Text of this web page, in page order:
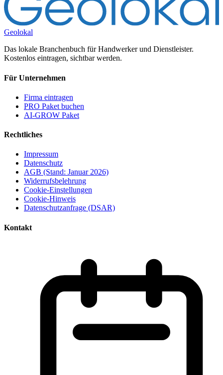
Geolokal
Das lokale Branchenbuch für Handwerker und Dienstleister.
Kostenlos eintragen, sichtbar werden.
Für Unternehmen
Firma eintragen
PRO Paket buchen
AI-GROW Paket
Rechtliches
Impressum
Datenschutz
AGB (Stand: Januar 2026)
Widerrufsbelehrung
Cookie-Einstellungen
Cookie-Hinweis
Datenschutzanfrage (DSAR)
Kontakt